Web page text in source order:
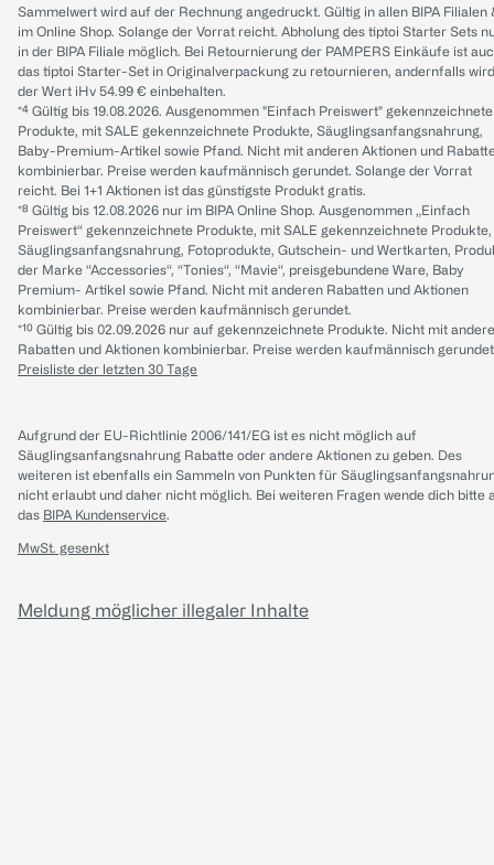
Sammelwert wird auf der Rechnung angedruckt. Gültig in allen BIPA Filialen
im Online Shop. Solange der Vorrat reicht. Abholung des tiptoi Starter Sets
in der BIPA Filiale möglich. Bei Retournierung der PAMPERS Einkäufe ist
das tiptoi Starter-Set in Originalverpackung zu retournieren, andernfalls wird
der Wert iHv 54.99 € einbehalten.
*⁴ Gültig bis 19.08.2026. Ausgenommen "Einfach Preiswert" gekennzeichnete
Produkte, mit SALE gekennzeichnete Produkte, Säuglingsanfangsnahrung,
Baby-Premium-Artikel sowie Pfand. Nicht mit anderen Aktionen und
kombinierbar. Preise werden kaufmännisch gerundet. Solange der Vorrat
reicht. Bei 1+1 Aktionen ist das günstigste Produkt gratis.
*⁸ Gültig bis 12.08.2026 nur im BIPA Online Shop. Ausgenommen „Einfach
Preiswert“ gekennzeichnete Produkte, mit SALE gekennzeichnete Produkte,
Säuglingsanfangsnahrung, Fotoprodukte, Gutschein- und Wertkarten,
der Marke “Accessories“, “Tonies“, “Mavie“, preisgebundene Ware, Baby
Premium- Artikel sowie Pfand. Nicht mit anderen Rabatten und Aktionen
kombinierbar. Preise werden kaufmännisch gerundet.
*¹⁰ Gültig bis 02.09.2026 nur auf gekennzeichnete Produkte. Nicht mit
Rabatten und Aktionen kombinierbar. Preise werden kaufmännisch
Preisliste der letzten 30 Tage
Aufgrund der EU-Richtlinie 2006/141/EG ist es nicht möglich auf
Säuglingsanfangsnahrung Rabatte oder andere Aktionen zu geben. Des
weiteren ist ebenfalls ein Sammeln von Punkten für
nicht erlaubt und daher nicht möglich. Bei weiteren Fragen wende dich bitte
das BIPA Kundenservice.
MwSt. gesenkt
Meldung möglicher illegaler Inhalte